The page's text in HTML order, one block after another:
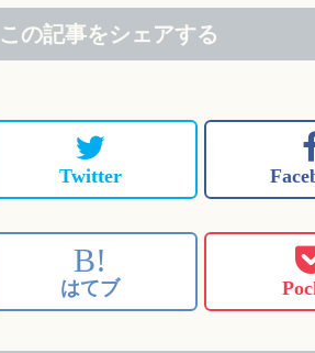
この記事をシェアする
Twitter
B!
はてブ